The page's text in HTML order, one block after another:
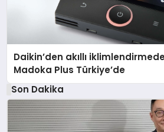
Daikin’den akıllı
Madoka Plus Türkiye’de
Son Dakika